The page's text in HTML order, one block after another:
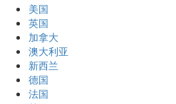
美国
英国
加拿大
澳大利亚
新西兰
德国
法国